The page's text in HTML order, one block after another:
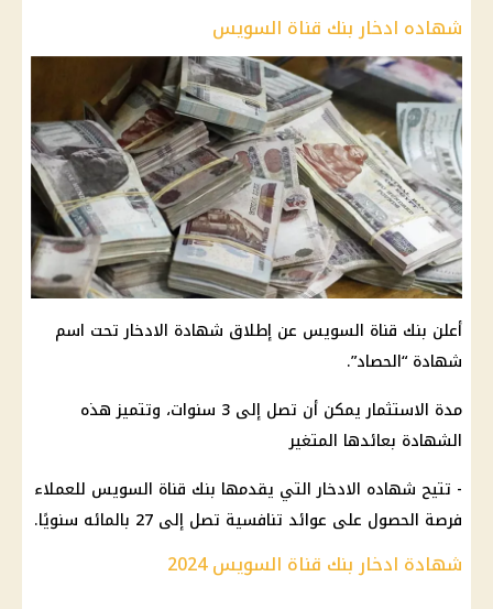
شهاده ادخار بنك قناة السويس
أعلن بنك قناة السويس عن إطلاق شهادة الادخار تحت اسم
شهادة “الحصاد”.
مدة الاستثمار يمكن أن تصل إلى 3 سنوات، وتتميز هذه
الشهادة بعائدها المتغير
- تتيح شهاده الادخار التي يقدمها بنك قناة السويس للعملاء
فرصة الحصول على عوائد تنافسية تصل إلى 27 بالمائه سنويًا.
شهادة ادخار بنك قناة السويس 2024